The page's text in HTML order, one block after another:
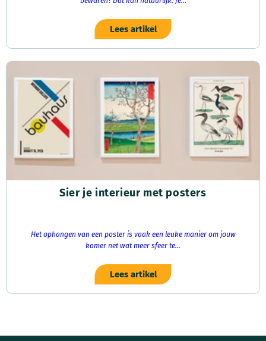
Lees artikel
Sier je interieur met posters
Het ophangen van een poster is vaak een leuke manier om jouw
kamer net wat meer sfeer te...
Lees artikel